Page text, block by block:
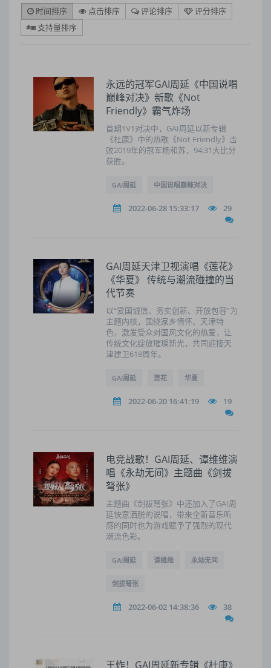
时间排序 点击排序 评论排序
评分排序
支持量排序
永远的冠军GAI周延《中国说唱
巅峰对决》新歌《Not
Friendly》霸气炸场
首期1V1对决中，GAI周延以新专辑
《杜康》中的热歌《Not Friendly》击
败2019年的冠军杨和苏，94:31大比分
获胜。
GAI周延 中国说唱巅峰对决
2022-06-28 15:33:17 29
GAI周延天津卫视演唱《莲花》
《华夏》 传统与潮流碰撞的当
代节奏
以“爱国诚信、务实创新、开放包容”为
主题内核，围绕家乡情怀、天津特
色，激发受众对国风文化的热爱，让
传统文化绽放璀璨新光，共同迎接天
津建卫618周年。
GAI周延 莲花 华夏
2022-06-20 16:41:19 19
电竞战歌！GAI周延、谭维维演
唱《永劫无间》主题曲《剑拔
弩张》
主题曲《剑拔弩张》中还加入了GAI周
延快意洒脱的说唱，带来全新音乐听
感的同时也为游戏赋予了强烈的现代
潮流色彩。
GAI周延 谭维维 永劫无间
剑拔弩张
2022-06-02 14:38:36 38
王炸！GAI周延新专辑《杜康》